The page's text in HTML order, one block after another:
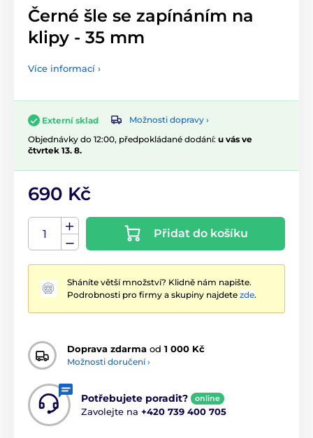
Černé šle se zapínáním na
klipy - 35 mm
Více informací ›
Externí sklad
Možnosti dopravy ›
Objednávky do 12:00, předpokládané dodání: u vás ve
čtvrtek 13. 8.
690 Kč
Přidat do košíku
Sháníte větší množství? Klidně nám napište.
Podrobnosti pro firmy a skupiny najdete zde.
Doprava zdarma od 1 000 Kč
Možnosti doručení ›
Potřebujete poradit? online
Zavolejte na +420 739 400 705